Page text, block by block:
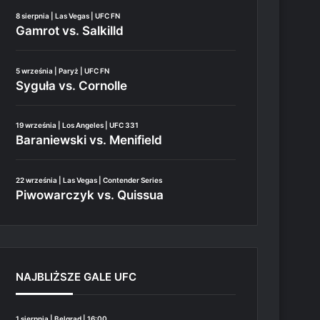
8 sierpnia | Las Vegas | UFC FN
Gamrot vs. Salkilld
5 września | Paryż | UFC FN
Syguła vs. Cornolle
19 września | Los Angeles | UFC 331
Baraniewski vs. Menifield
22 września | Las Vegas | Contender Series
Piwowarczyk vs. Quissua
NAJBLIŻSZE GALE UFC
1 sierpnia | Belgrad | 16:00